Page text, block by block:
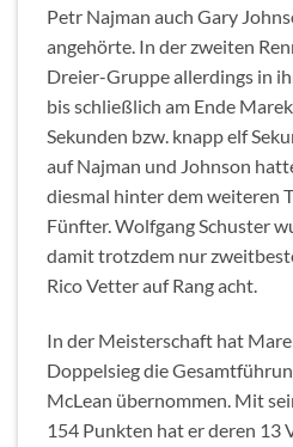
Petr Najman auch Gary
angehörte. In der zweiten
Dreier-Gruppe allerdings in
bis schließlich am Ende
Sekunden bzw. knapp elf
auf Najman und Johnson
diesmal hinter dem weiteren
Fünfter. Wolfgang Schuster
damit trotzdem nur
Rico Vetter auf Rang acht.
In der Meisterschaft hat
Doppelsieg die
McLean übernommen. Mit
154 Punkten hat er deren 13